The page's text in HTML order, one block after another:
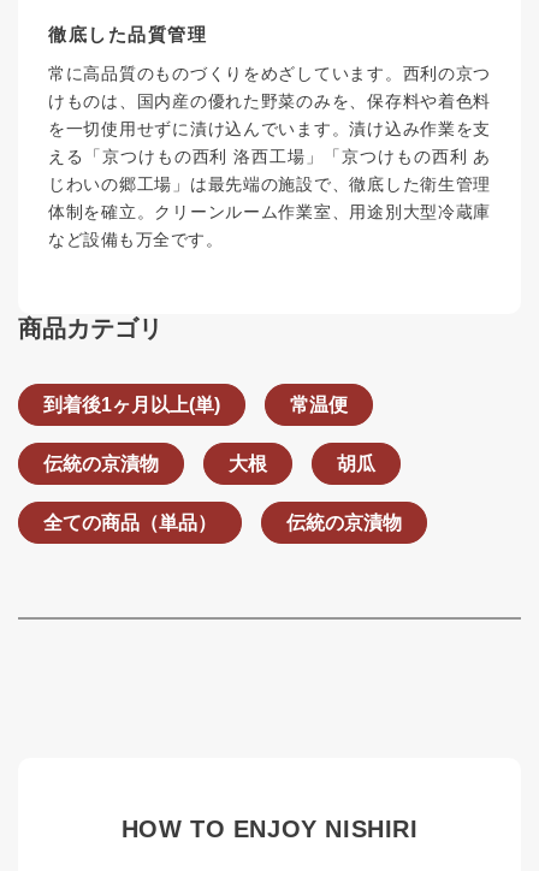
徹底した品質管理
常に高品質のものづくりをめざしています。西利の京つ
けものは、国内産の優れた野菜のみを、保存料や着色料
を一切使用せずに漬け込んでいます。漬け込み作業を支
える「京つけもの西利 洛西工場」「京つけもの西利 あ
じわいの郷工場」は最先端の施設で、徹底した衛生管理
体制を確立。クリーンルーム作業室、用途別大型冷蔵庫
など設備も万全です。
商品カテゴリ
到着後1ヶ月以上(単) 常温便
伝統の京漬物 大根 胡瓜
全ての商品（単品） 伝統の京漬物
HOW TO ENJOY NISHIRI